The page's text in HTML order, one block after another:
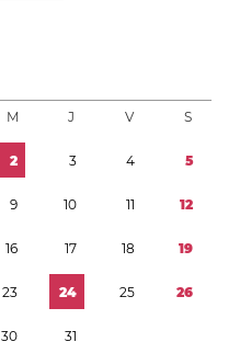
M J V S
2 3 4 5
9 10 11 12
16 17 18 19
23 24 25 26
30 31